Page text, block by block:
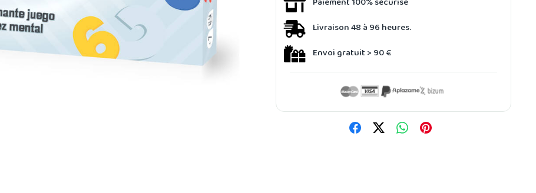
Livraison 48 à 96 heures.
Envoi gratuit > 90 €